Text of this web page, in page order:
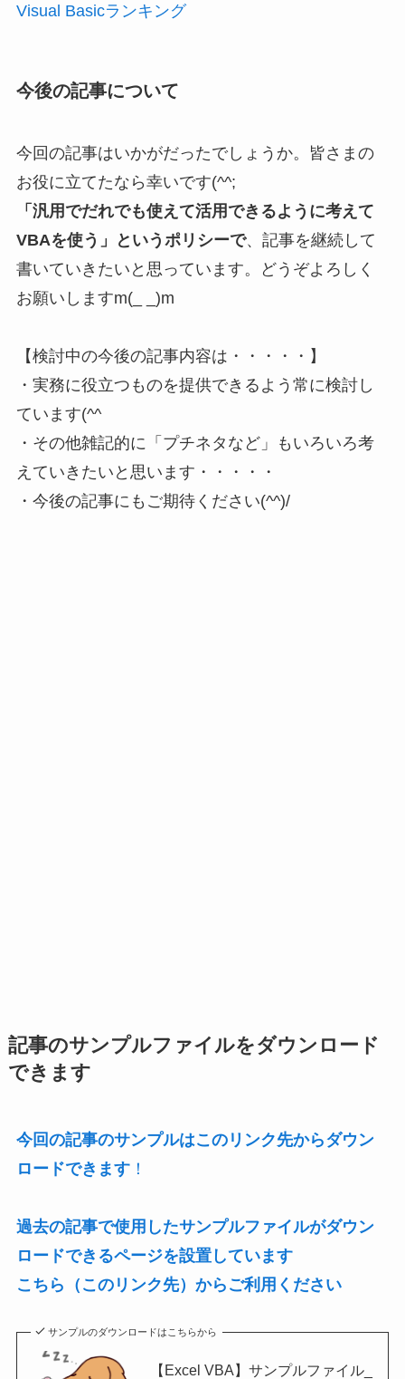
Visual Basicランキング
今後の記事について
今回の記事はいかがだったでしょうか。皆さまの
お役に立てたなら幸いです(^^;
「汎用でだれでも使えて活用できるように考えて
VBAを使う」というポリシーで、記事を継続して
書いていきたいと思っています。どうぞよろしく
お願いしますm(_ _)m
【検討中の今後の記事内容は・・・・・】
・実務に役立つものを提供できるよう常に検討し
ています(^^ゞ
・その他雑記的に「プチネタなど」もいろいろ考
えていきたいと思います・・・・・
・今後の記事にもご期待ください(^^)/
記事のサンプルファイルをダウンロード
できます
今回の記事のサンプルはこのリンク先からダウン
ロードできます！
過去の記事で使用したサンプルファイルがダウン
ロードできるページを設置しています
こちら（このリンク先）からご利用ください
サンプルのダウンロードはこちらから
【Excel VBA】サンプルファイル_